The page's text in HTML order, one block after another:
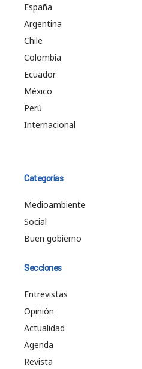
España
Argentina
Chile
Colombia
Ecuador
México
Perú
Internacional
Categorías
Medioambiente
Social
Buen gobierno
Secciones
Entrevistas
Opinión
Actualidad
Agenda
Revista